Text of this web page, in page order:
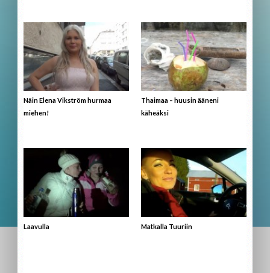
Näin Elena Vikström hurmaa
miehen!
Thaimaa – huusin ääneni
käheäksi
Laavulla Matkalla Tuuriin